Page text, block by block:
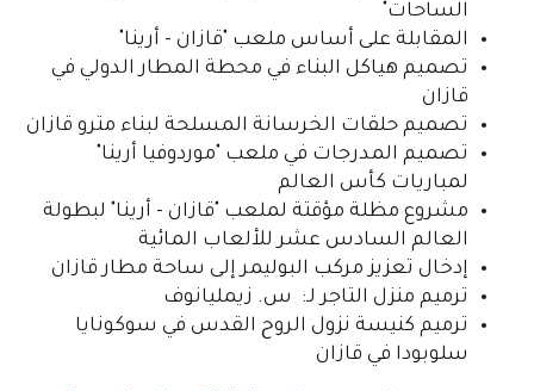
الساحات"
المقابلة على أساس ملعب "قازان - أرينا"
تصميم هياكل البناء في محطة المطار الدولي في
قازان
تصميم حلقات الخرسانة المسلحة لبناء مترو قازان
تصميم المدرجات في ملعب "موردوفيا أرينا"
لمباريات كأس العالم
مشروع مظلة مؤقتة لملعب "قازان - أرينا" لبطولة
العالم السادس عشر للألعاب المائية
إدخال تعزيز مركب البوليمر إلى ساحة مطار قازان
ترميم منزل التاجر لـ: س. زيمليانوف
ترميم كنيسة نزول الروح القدس في سوكونايا
سلوبودا في قازان